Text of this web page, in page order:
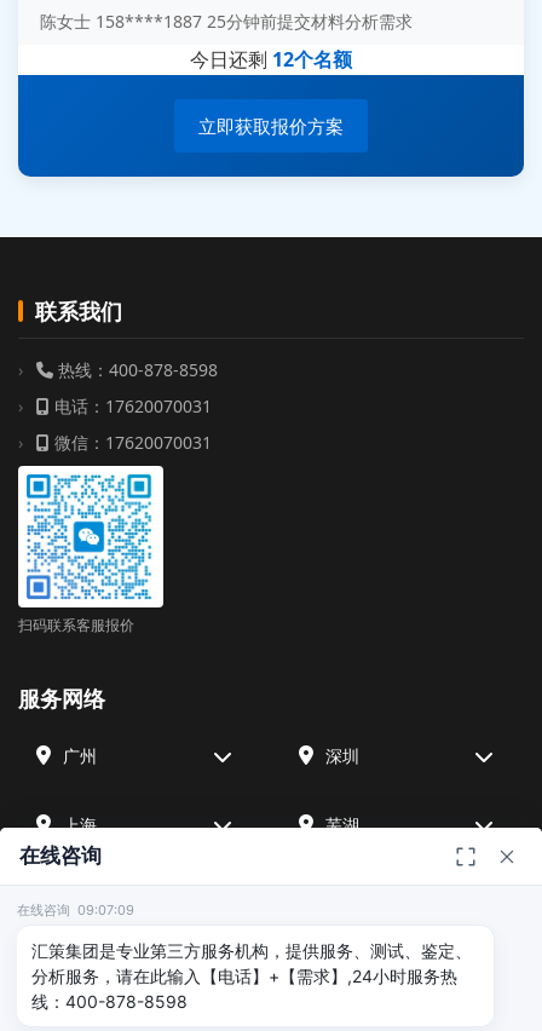
周总 136****0539 35分钟前提交机器人测试需求
今日还剩 12个名额
立即获取报价方案
联系我们
热线：400-878-8598
电话：17620070031
微信：17620070031
扫码联系客服报价
服务网络
广州 深圳
上海 芜湖
北京 武汉
在线咨询
在线咨询 09:07:09
汇策集团是专业第三方服务机构，提供服务、测试、鉴定、
分析服务，请在此输入【电话】+【需求】,24小时服务热
线：400-878-8598